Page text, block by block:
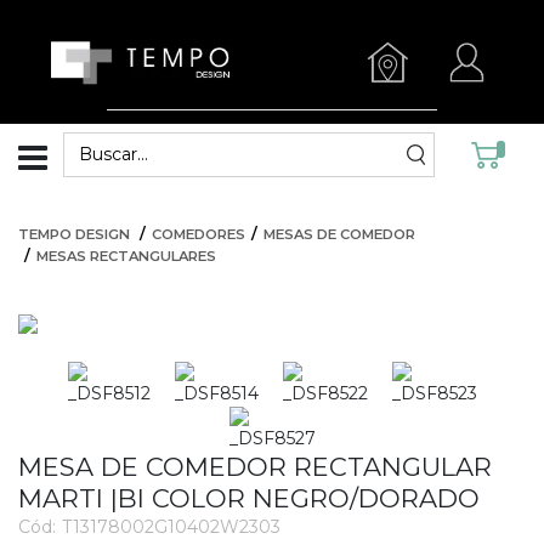
TEMPO DESIGN COMEDORES
MESAS DE COMEDOR
MESAS RECTANGULARES
MESA DE COMEDOR RECTANGULAR
MARTI |BI COLOR NEGRO/DORADO
Cód: T13178002G10402W2303